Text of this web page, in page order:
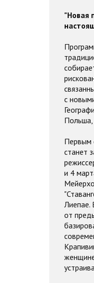
"Новая
с
Польша,
Первым
станет
и 4
Лиепае.
от